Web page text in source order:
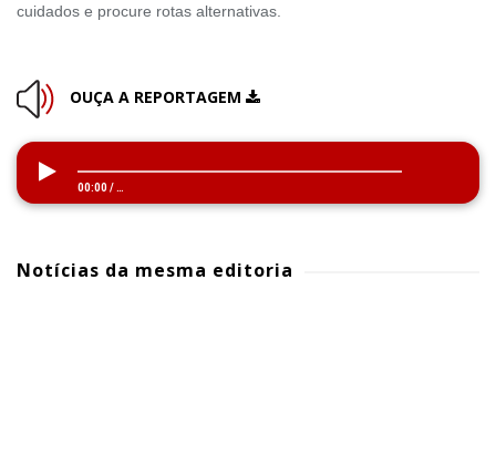
cuidados e procure rotas alternativas.
OUÇA A REPORTAGEM
00:00/ …
Notícias da mesma editoria